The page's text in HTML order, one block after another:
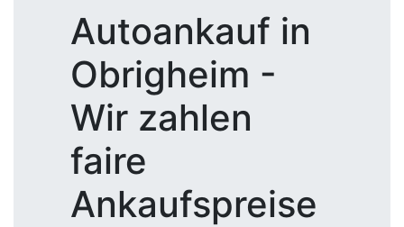
Autoankauf in
Obrigheim -
Wir zahlen
faire
Ankaufspreise